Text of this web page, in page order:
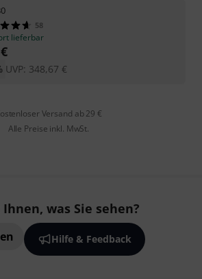
58
lieferbar
€
UVP: 348,67 €
Versand ab 29 €
Alle Preise inkl. MwSt.
was Sie sehen?
Hilfe & Feedback